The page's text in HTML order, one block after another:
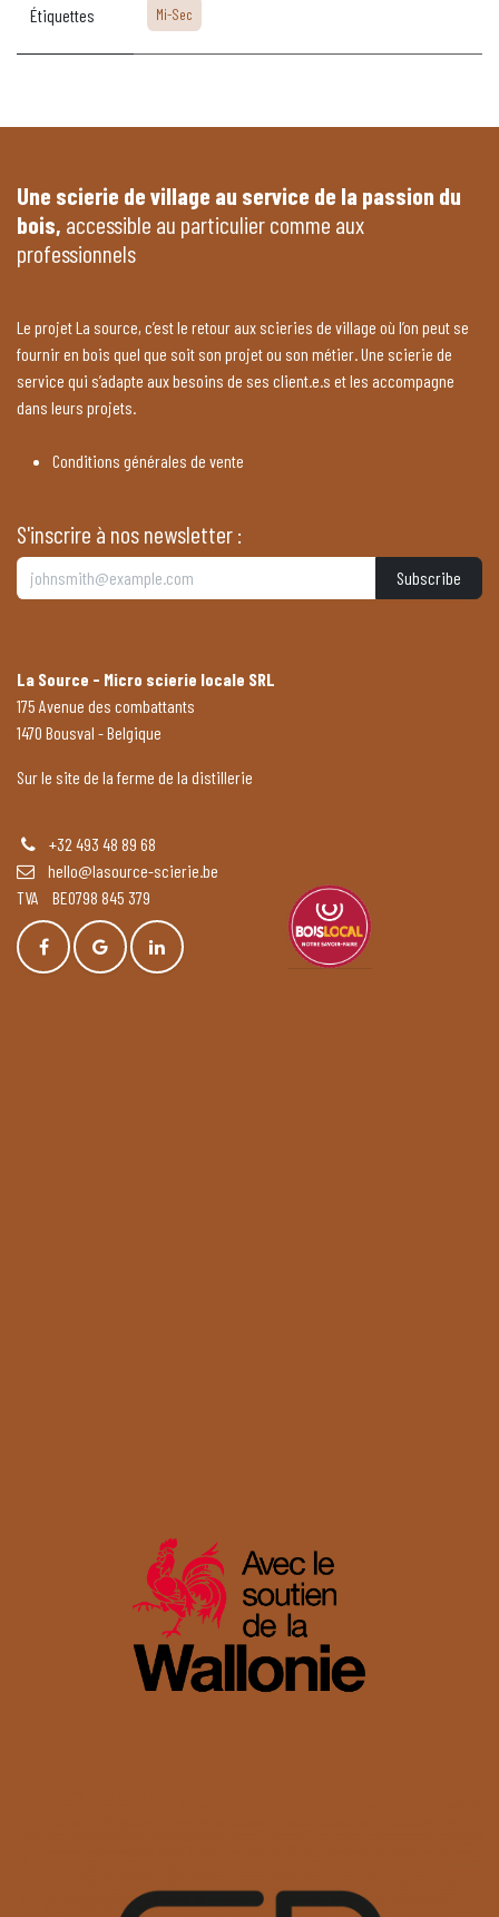
Étiquettes Mi-Sec
Une scierie de village au service de la passion du
bois, accessible au particulier comme aux
professionnels
Le projet La source, c’est le retour aux scieries de village où l’on peut se
fournir en bois quel que soit son projet ou son métier. Une scierie de
service qui s’adapte aux besoins de ses client.e.s et les accompagne
dans leurs projets.
Conditions générales de vente
S'inscrire à nos newsletter :
Subscribe
La Source - Micro scierie locale SRL
175 Avenue des combattants
1470 Bousval - Belgique
Sur le site de la ferme de la distillerie
+32 493 48 89 68
hello@lasource-scierie.be
TVA BE0798 845 379